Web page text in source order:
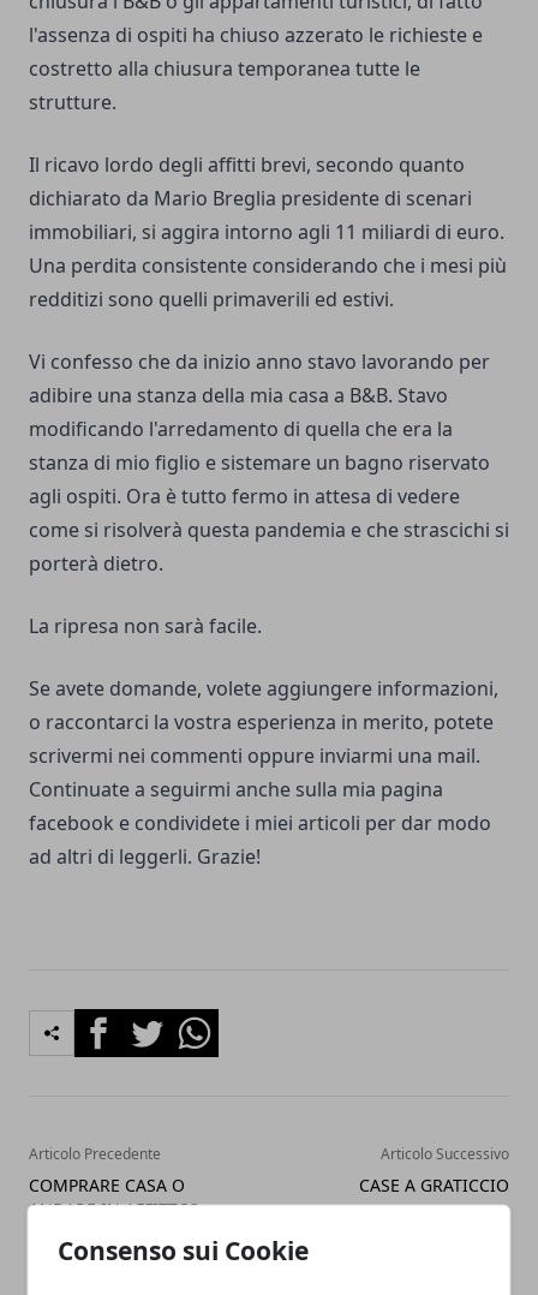
Consenso sui Cookie
l'assenza di ospiti ha chiuso azzerato le richieste e
costretto alla chiusura temporanea tutte le
strutture.
Il ricavo lordo degli affitti brevi, secondo quanto
dichiarato da Mario Breglia presidente di scenari
immobiliari, si aggira intorno agli 11 miliardi di euro.
Una perdita consistente considerando che i mesi più
redditizi sono quelli primaverili ed estivi.
Vi confesso che da inizio anno stavo lavorando per
adibire una stanza della mia casa a B&B. Stavo
modificando l'arredamento di quella che era la
stanza di mio figlio e sistemare un bagno riservato
agli ospiti. Ora è tutto fermo in attesa di vedere
come si risolverà questa pandemia e che strascichi si
porterà dietro.
La ripresa non sarà facile.
Se avete domande, volete aggiungere informazioni,
o raccontarci la vostra esperienza in merito, potete
scrivermi nei commenti oppure inviarmi una mail.
Continuate a seguirmi anche sulla mia pagina
facebook e condividete i miei articoli per dar modo
ad altri di leggerli. Grazie!
FacebookTwitterWhatsapp
Articolo Precedente
COMPRARE CASA O
ANDARE IN AFFITTO?
Articolo Successivo
CASE A GRATICCIO